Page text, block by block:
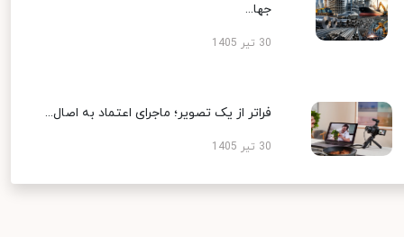
جها...
30 تیر 1405
فراتر از یک تصویر؛ ماجرای اعتماد به اصال...
30 تیر 1405